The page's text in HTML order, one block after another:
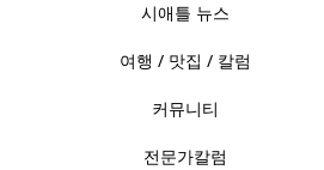
시애틀 뉴스
여행 / 맛집 / 칼럼
커뮤니티
전문가칼럼